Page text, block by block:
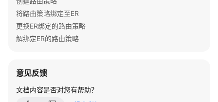
白
书
资
支
持
区
将路由策略绑定至ER
更换ER绑定的路由策略
解绑定ER的路由策略
意见反馈
文档内容是否对您有帮助？